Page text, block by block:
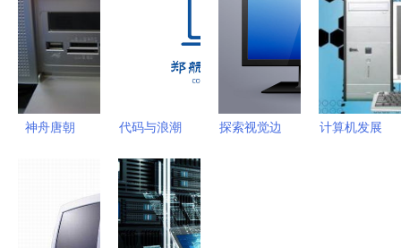
执照 公司
变更注销
资质代办
跌宕历史
神舟唐朝
典设计与现
代性能相融
代码与浪潮
机/软件学
院文创设计
案例解析
探索视觉边
计算机发展